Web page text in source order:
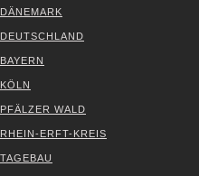
DÄNE­MARK
DEUTSCH­LAND
BAY­ERN
KÖLN
PFÄL­ZER WALD
RHEIN-ERFT-KREIS
TAGE­BAU